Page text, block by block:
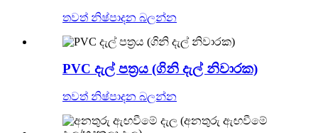
තවත් නිෂ්පාදන බලන්න
PVC දැල් පත්‍රය (ගිනි දැල් නිවාරක)
තවත් නිෂ්පාදන බලන්න